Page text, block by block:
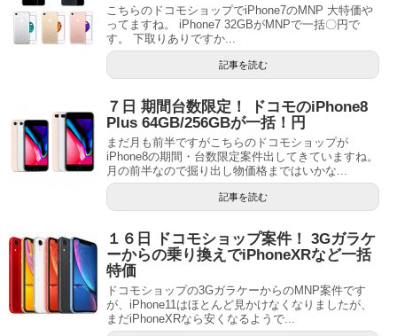
こちらのドコモショップでiPhone7のMNP 大特価や
ってますね。 iPhone7 32GBがMNPで一括〇円で
す。 下取りありですか...
記事を読む
７日 期間台数限定！ ドコモのiPhone8
Plus 64GB/256GBが一括！円
まだ月も前半ですがこちらのドコモショップが
iPhone8の期間・台数限定案件出してきていますね。
月の前半なので掘り出し物価格まではいかな...
記事を読む
１６日 ドコモショップ案件！ 3Gガラケ
ーからの乗り換えでiPhoneXRなど一括
特価
ドコモショップの3GガラケーからのMNP案件です
が、iPhone11はほとんど見かけなくなりましたが、
まだiPhoneXRなら安くなるようで...